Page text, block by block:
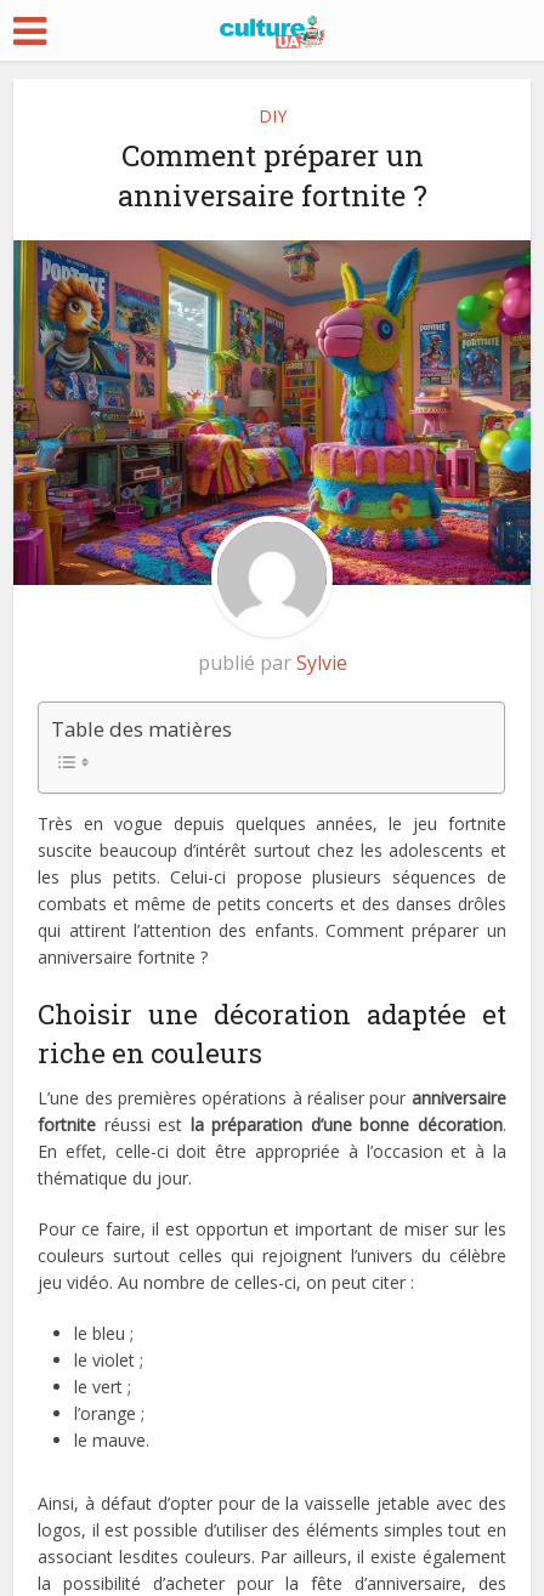
DIY
Comment préparer un
anniversaire fortnite ?
publié parSylvie
Table des matières
Très en vogue depuis quelques années, le jeu fortnite
suscite beaucoup d’intérêt surtout chez les adolescents et
les plus petits. Celui-ci propose plusieurs séquences de
combats et même de petits concerts et des danses drôles
qui attirent l’attention des enfants. Comment préparer un
anniversaire fortnite ?
Choisir une décoration adaptée et
riche en couleurs
L’une des premières opérations à réaliser pour anniversaire
fortnite réussi est la préparation d’une bonne décoration.
En effet, celle-ci doit être appropriée à l’occasion et à la
thématique du jour.
Pour ce faire, il est opportun et important de miser sur les
couleurs surtout celles qui rejoignent l’univers du célèbre
jeu vidéo. Au nombre de celles-ci, on peut citer :
le bleu ;
le violet ;
le vert ;
l’orange ;
le mauve.
Ainsi, à défaut d’opter pour de la vaisselle jetable avec des
logos, il est possible d’utiliser des éléments simples tout en
associant lesdites couleurs. Par ailleurs, il existe également
la possibilité d’acheter pour la fête d’anniversaire, des